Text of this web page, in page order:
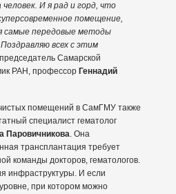
И я рад и горд, что
помещение,
самые передовые методы
всех с этим
Самарской
РАН, профессор Геннадий
помещений в СамГМУ также
специалист гематолог
Паровичникова. Она
трансплантация требует
команды докторов, гематологов.
инфраструктуры. И если
при котором можно